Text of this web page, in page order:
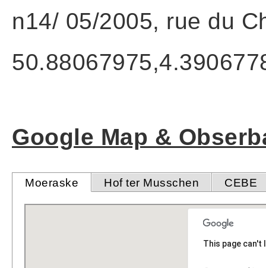
n14/ 05/2005, rue du
Google Map &
Moeraske Hof ter Musschen CEBE